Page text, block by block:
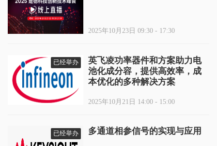
2025年10月23日 09:30 - 17:30
已经举办
英飞凌功率器件和方案助力电
池化成分容，提供高效率，成
本优化的多种解决方案
2025年10月21日 14:00 - 15:00
已经举办 多通道相参信号的实现与应用